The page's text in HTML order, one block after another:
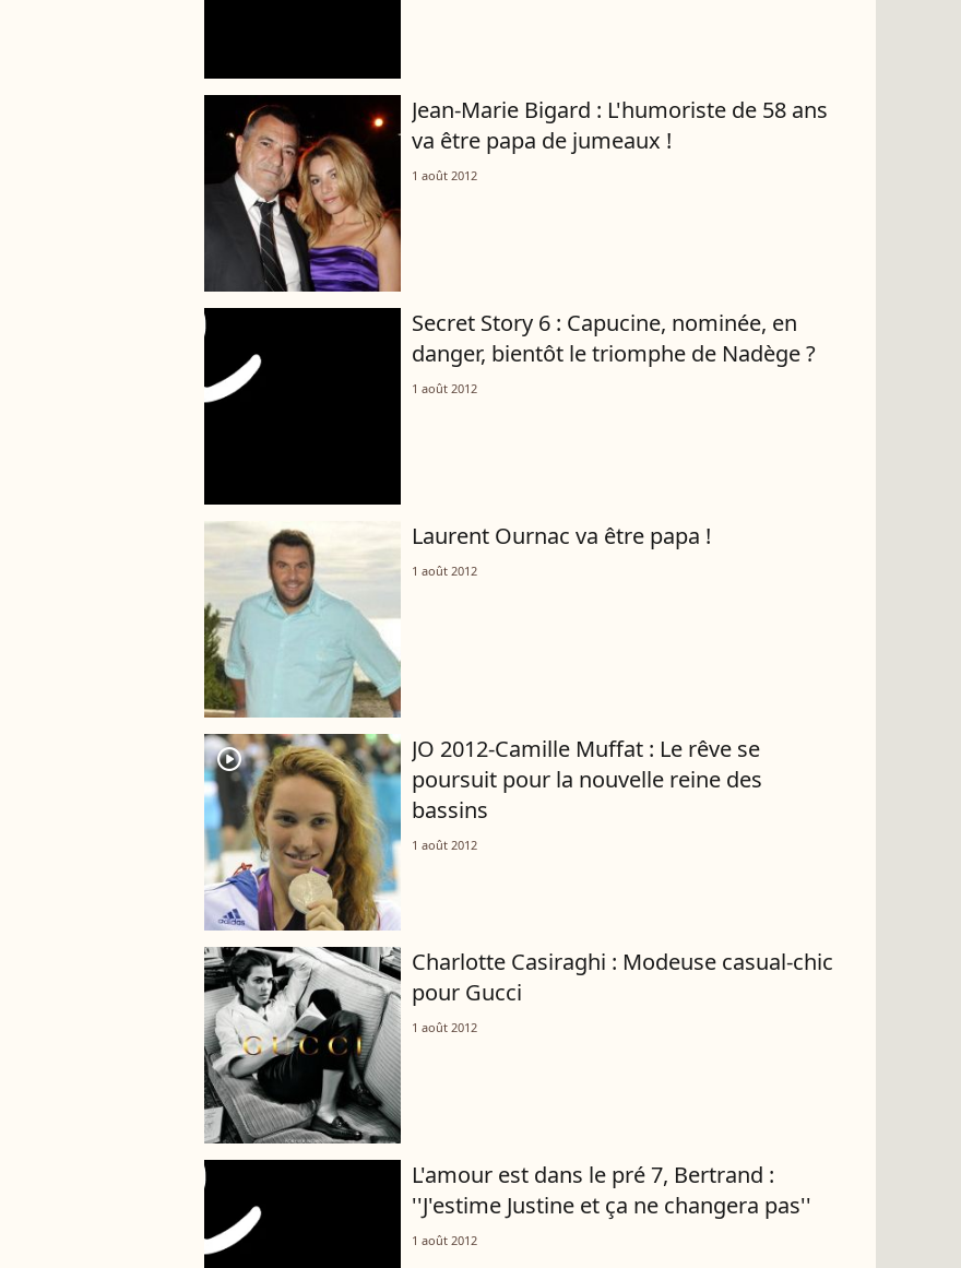
Jean-Marie Bigard : L'humoriste de 58 ans
va être papa de jumeaux !
1 août 2012
Secret Story 6 : Capucine, nominée, en
danger, bientôt le triomphe de Nadège ?
1 août 2012
Laurent Ournac va être papa !
1 août 2012
player2
JO 2012-Camille Muffat : Le rêve se
poursuit pour la nouvelle reine des
bassins
1 août 2012
Charlotte Casiraghi : Modeuse casual-chic
pour Gucci
1 août 2012
L'amour est dans le pré 7, Bertrand :
''J'estime Justine et ça ne changera pas''
1 août 2012